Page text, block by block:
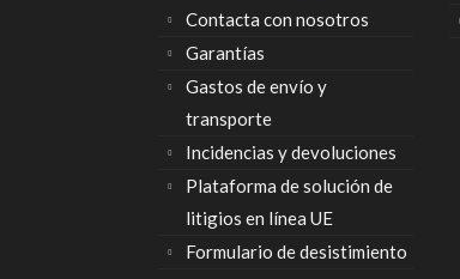
Contacta con nosotros
Garantías
Gastos de envío y
transporte
Incidencias y devoluciones
Plataforma de solución de
litigios en línea UE
Formulario de desistimiento